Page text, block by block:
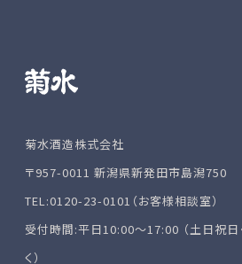
菊水酒造株式会社
〒957-0011 新潟県新発田市島潟750
TEL:0120-23-0101（お客様相談室）
受付時間:平日10:00～17:00 （土日祝日
く）